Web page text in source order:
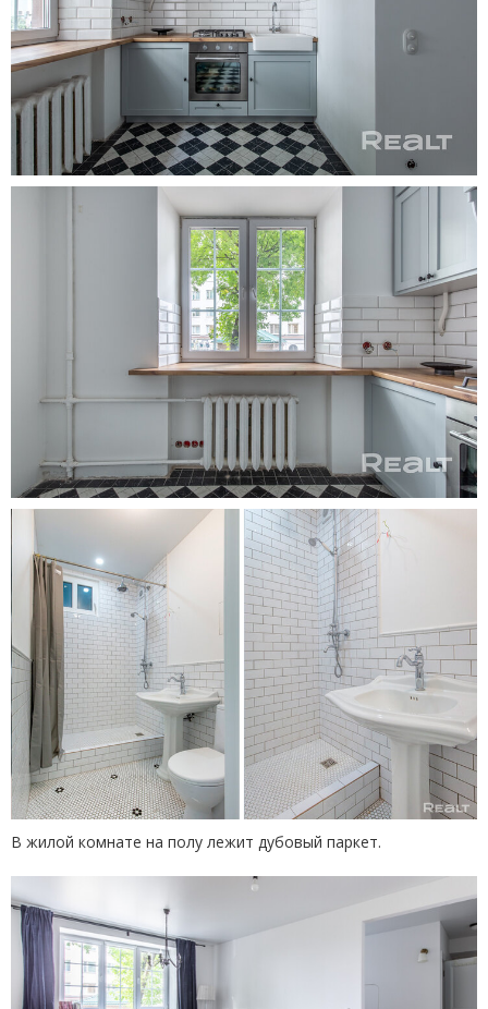
В жилой комнате на полу лежит дубовый паркет.